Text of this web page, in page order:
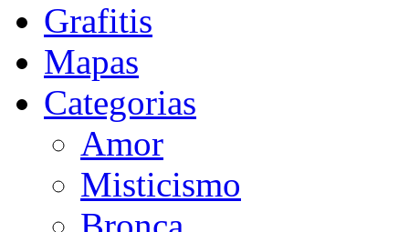
Grafitis
Mapas
Categorias
Amor
Misticismo